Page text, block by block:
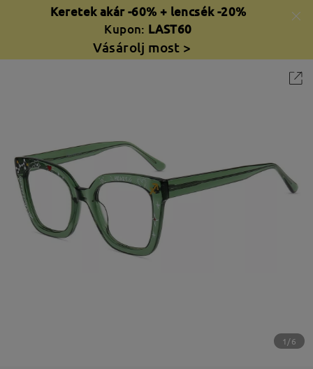
Keretek akár -60% + lencsék -20%
Kupon: LAST60
Vásárolj most >
1/6